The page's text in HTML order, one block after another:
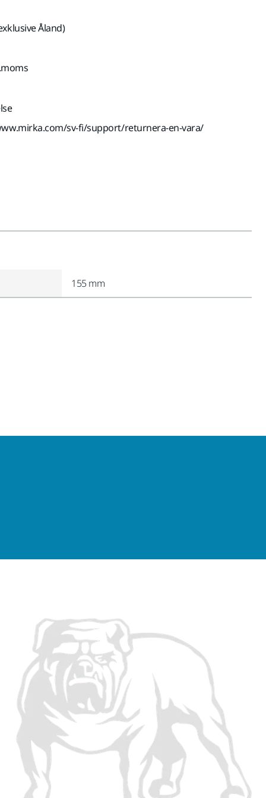
Åland)
sv-fi/support/returnera-en-vara/
155 mm